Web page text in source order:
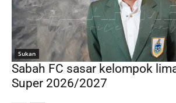
Sukan
Sabah FC sasar kelompok
Super 2026/2027